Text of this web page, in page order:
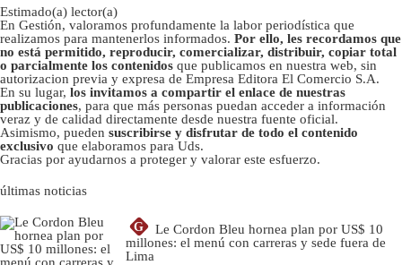
Estimado(a) lector(a)
En Gestión, valoramos profundamente la labor periodística que
realizamos para mantenerlos informados. Por ello, les recordamos que
no está permitido, reproducir, comercializar, distribuir, copiar total
o parcialmente los contenidos que publicamos en nuestra web, sin
autorizacion previa y expresa de Empresa Editora El Comercio S.A.
En su lugar, los invitamos a compartir el enlace de nuestras
publicaciones, para que más personas puedan acceder a información
veraz y de calidad directamente desde nuestra fuente oficial.
Asimismo, pueden suscribirse y disfrutar de todo el contenido
exclusivo que elaboramos para Uds.
Gracias por ayudarnos a proteger y valorar este esfuerzo.
últimas noticias
G
Le Cordon Bleu hornea plan por US$ 10
millones: el menú con carreras y sede fuera de
Lima